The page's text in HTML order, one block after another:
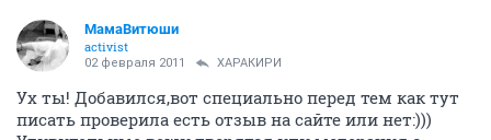
МамаВитюши
activist
02 февраля 2011 ХАРАКИРИ
Ух ты! Добавился,вот специально перед тем как тут
писать проверила есть отзыв на сайте или нет:)))